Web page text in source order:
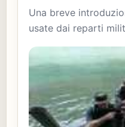
Una breve
usate dai reparti